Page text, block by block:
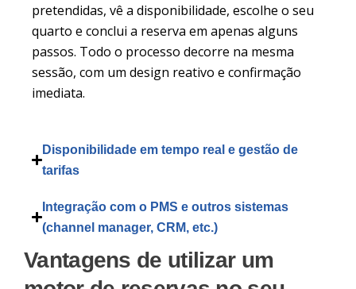
pretendidas, vê a disponibilidade, escolhe o seu
quarto e conclui a reserva em apenas alguns
passos. Todo o processo decorre na mesma
sessão, com um design reativo e confirmação
imediata.
Disponibilidade em tempo real e gestão de
tarifas
Integração com o PMS e outros sistemas
(channel manager, CRM, etc.)
Vantagens de utilizar um